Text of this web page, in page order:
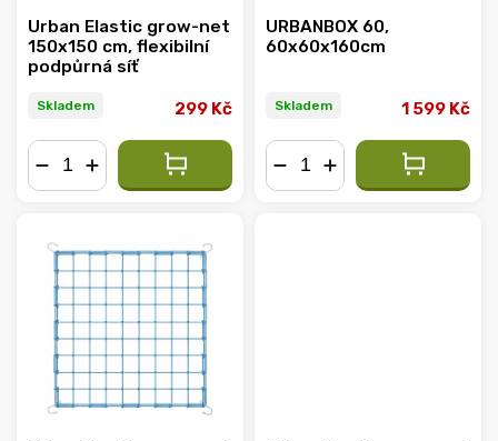
Urban Elastic grow-net
150x150 cm, flexibilní
podpůrná síť
Skladem 299 Kč
URBANBOX 60,
60x60x160cm
Skladem 1 599 Kč